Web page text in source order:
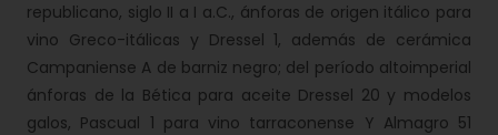
republicano, siglo II a I a.C., ánforas de origen itálico para
vino Greco-itálicas y Dressel 1, además de cerámica
Campaniense A de barniz negro; del período altoimperial
ánforas de la Bética para aceite Dressel 20 y modelos
galos, Pascual 1 para vino tarraconense Y Almagro 51